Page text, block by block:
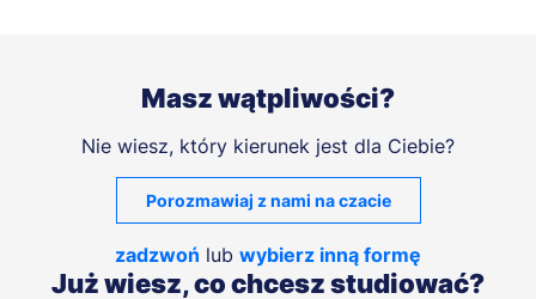
Masz wątpliwości?
Nie wiesz, który kierunek jest dla Ciebie?
Porozmawiaj z nami na czacie
zadzwoń lub wybierz inną formę
Już wiesz, co chcesz studiować?